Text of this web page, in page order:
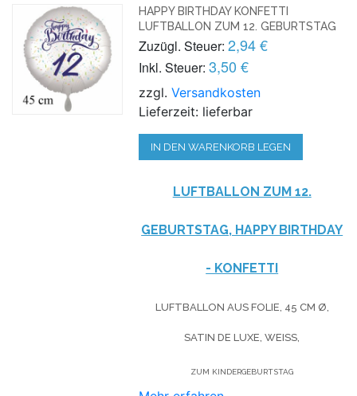
HAPPY BIRTHDAY KONFETTI
LUFTBALLON ZUM 12. GEBURTSTAG
Zuzügl. Steuer: 2,94 €
Inkl. Steuer: 3,50 €
zzgl.Versandkosten
Lieferzeit: lieferbar
IN DEN WARENKORB LEGEN
LUFTBALLON ZUM 12.
GEBURTSTAG, HAPPY BIRTHDAY
- KONFETTI
LUFTBALLON AUS FOLIE, 45 CM Ø,
SATIN DE LUXE, WEISS,
ZUM KINDERGEBURTSTAG